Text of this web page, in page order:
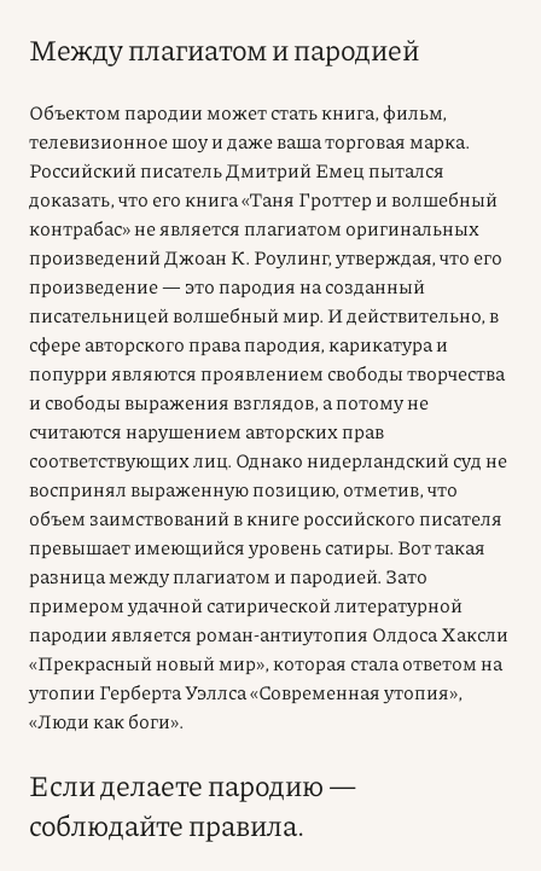
Между плагиатом и пародией
Объектом пародии может стать книга, фильм,
телевизионное шоу и даже ваша торговая марка.
Российский писатель Дмитрий Емец пытался
доказать, что его книга «Таня Гроттер и волшебный
контрабас» не является плагиатом оригинальных
произведений Джоан К. Роулинг, утверждая, что его
произведение — это пародия на созданный
писательницей волшебный мир. И действительно, в
сфере авторского права пародия, карикатура и
попурри являются проявлением свободы творчества
и свободы выражения взглядов, а потому не
считаются нарушением авторских прав
соответствующих лиц. Однако нидерландский суд не
воспринял выраженную позицию, отметив, что
объем заимствований в книге российского писателя
превышает имеющийся уровень сатиры. Вот такая
разница между плагиатом и пародией. Зато
примером удачной сатирической литературной
пародии является роман-антиутопия Олдоса Хаксли
«Прекрасный новый мир», которая стала ответом на
утопии Герберта Уэллса «Современная утопия»,
«Люди как боги».
Если делаете пародию —
соблюдайте правила.